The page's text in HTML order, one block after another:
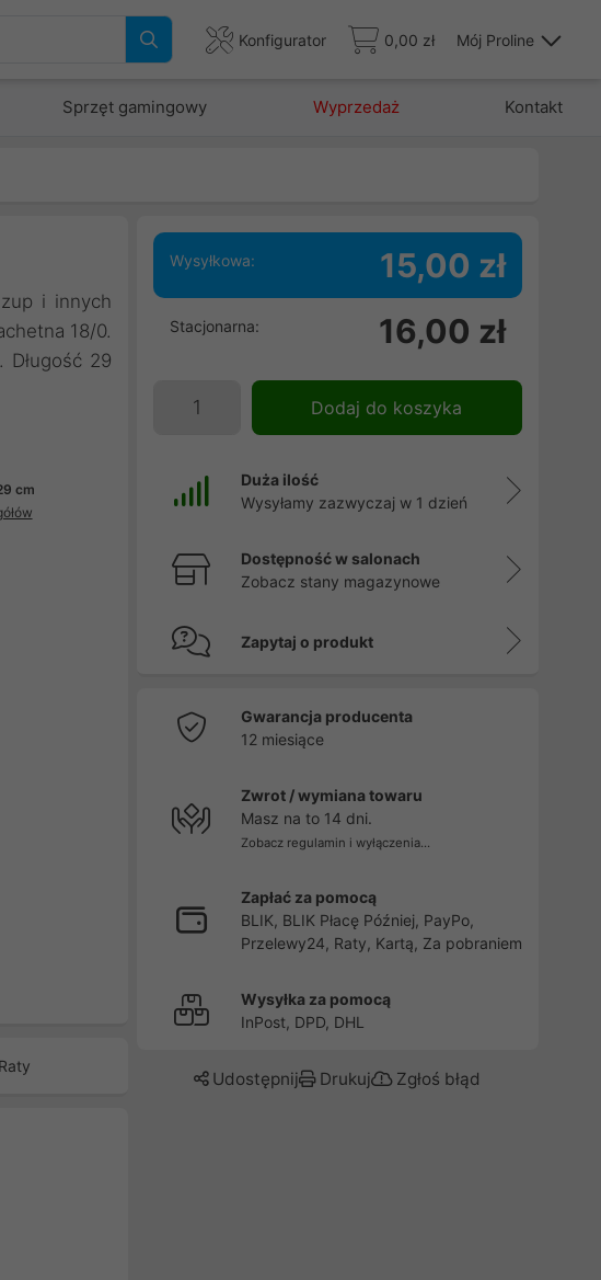
Konfigurator 0,00 zł Mój Proline
Sprzęt gamingowy Wyprzedaż Kontakt
i innych
18/0.
29
cm
Raty
Wysyłkowa: 15,00 zł
Stacjonarna: 16,00 zł
Dodaj do koszyka
Duża ilość
Wysyłamy zazwyczaj w 1 dzień
Dostępność w salonach
Zobacz stany magazynowe
Zapytaj o produkt
Gwarancja producenta
12 miesiące
Zwrot / wymiana towaru
Masz na to 14 dni.
Zobacz regulamin i wyłączenia...
Zapłać za pomocą
BLIK, BLIK Płacę Później, PayPo,
Przelewy24, Raty, Kartą, Za pobraniem
Wysyłka za pomocą
InPost, DPD, DHL
Udostępnij Drukuj Zgłoś błąd